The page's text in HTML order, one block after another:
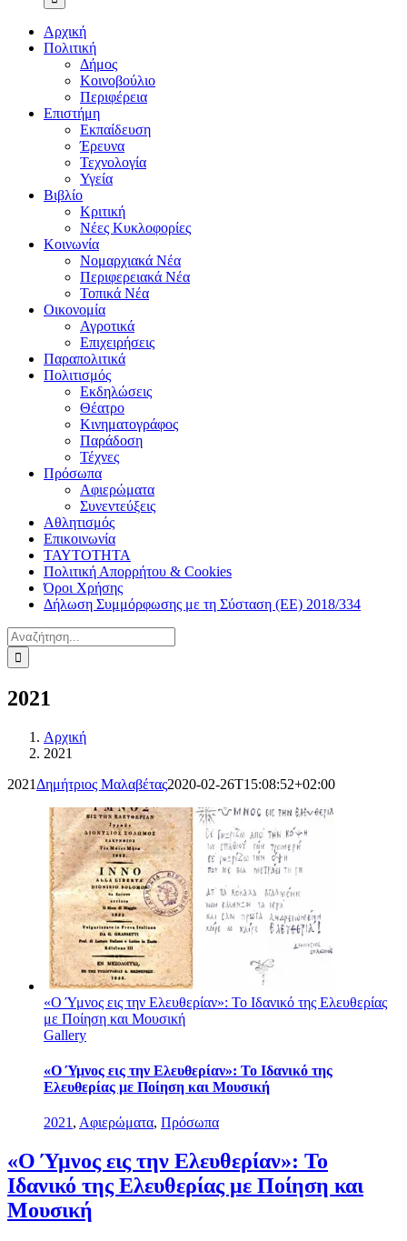
Αρχική
Πολιτική
Δήμος
Κοινοβούλιο
Περιφέρεια
Επιστήμη
Εκπαίδευση
Έρευνα
Τεχνολογία
Υγεία
Βιβλίο
Κριτική
Νέες Κυκλοφορίες
Κοινωνία
Νομαρχιακά Νέα
Περιφερειακά Νέα
Τοπικά Νέα
Οικονομία
Αγροτικά
Επιχειρήσεις
Παραπολιτικά
Πολιτισμός
Εκδηλώσεις
Θέατρο
Κινηματογράφος
Παράδοση
Τέχνες
Πρόσωπα
Αφιερώματα
Συνεντεύξεις
Αθλητισμός
Επικοινωνία
ΤΑΥΤΟΤΗΤΑ
Πολιτική Απορρήτου & Cookies
Όροι Χρήσης
Δήλωση Συμμόρφωσης με τη Σύσταση (ΕΕ) 2018/334
Αναζήτηση
για:
2021
Αρχική
2021
2021 Δημήτριος Μαλαβέτας2020-02-26T15:08:52+02:00
«Ο Ύμνος εις την Ελευθερίαν»: Το Ιδανικό της Ελευθερίας
με Ποίηση και Μουσική
Gallery
«Ο Ύμνος εις την Ελευθερίαν»: Το Ιδανικό της
Ελευθερίας με Ποίηση και Μουσική
2021 , Αφιερώματα, Πρόσωπα
«Ο Ύμνος εις την Ελευθερίαν»: Το
Ιδανικό της Ελευθερίας με Ποίηση και
Μουσική